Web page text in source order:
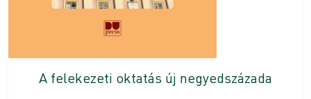
A felekezeti oktatás új negyedszázada